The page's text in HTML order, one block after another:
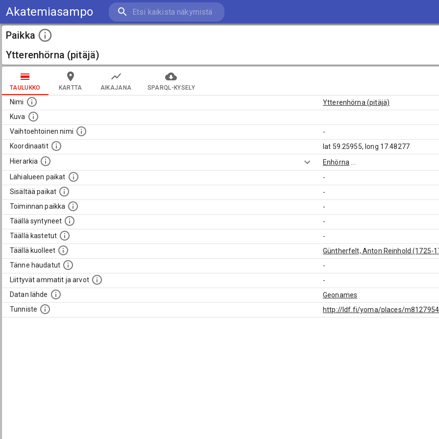
Akatemiasampo
Paikka
Ytterenhörna (pitäjä)
TAULUKKO KARTTA AIKAJANA SPARQL-KYSELY
Nimi
Ytterenhörna (pitäjä)
Kuva
Vaihtoehtoinen nimi
-
Koordinaatit
lat 59.25955, long 17.48277
Hierarkia
Enhörna
Lähialueen paikat
-
Sisältää paikat
-
Toiminnan paikka
-
Täällä syntyneet
-
Täällä kastetut
-
Täällä kuolleet
Güntherfelt, Anton Reinhold (1725-
Tänne haudatut
-
Liittyvät ammatit ja arvot
-
Datan lähde
Geonames
Tunniste
http://ldf.fi/yoma/places/m8127954